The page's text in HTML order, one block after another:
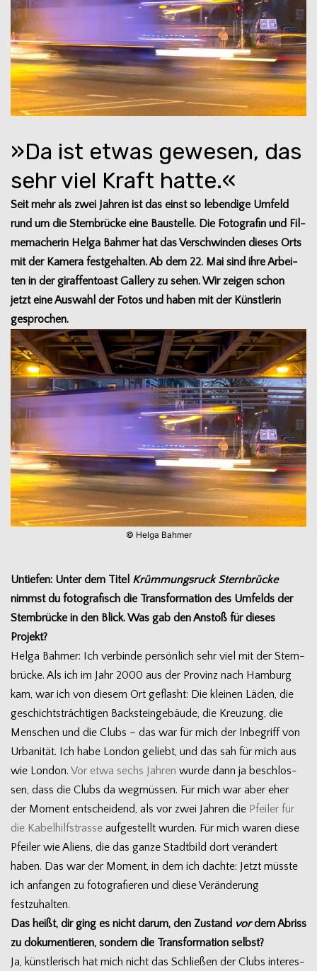
»Da ist etwas gewesen, das
sehr viel Kraft hatte.«
Seit mehr als zwei Jah­ren ist das einst so leben­dige Umfeld
rund um die Stern­brü­cke eine Bau­stelle. Die Foto­gra­fin und Fil­
me­ma­che­rin Helga Bah­mer hat das Ver­schwin­den die­ses Orts
mit der Kamera fest­ge­hal­ten. Ab dem 22. Mai sind ihre Arbei­
ten in der giraf­fen­toast Gal­lery zu sehen. Wir zei­gen schon
jetzt eine Aus­wahl der Fotos und haben mit der Künst­le­rin
gesprochen.
© Helga Bahmer
Untie­fen: Unter dem Titel Krüm­mungs­ruck Stern­brü­cke
nimmst du foto­gra­fisch die Trans­for­ma­tion des Umfelds der
Stern­brü­cke in den Blick. Was gab den Anstoß für die­ses
Projekt?
Helga Bah­mer: Ich ver­binde per­sön­lich sehr viel mit der Stern­
brü­cke. Als ich im Jahr 2000 aus der Pro­vinz nach Ham­burg
kam, war ich von die­sem Ort geflasht: Die klei­nen Läden, die
geschichts­träch­ti­gen Back­stein­ge­bäude, die Kreu­zung, die
Men­schen und die Clubs – das war für mich der Inbe­griff von
Urba­ni­tät. Ich habe Lon­don geliebt, und das sah für mich aus
wie Lon­don. Vor etwa sechs Jah­ren wurde dann ja beschlos­
sen, dass die Clubs da weg­müs­sen. Für mich war aber eher
der Moment ent­schei­dend, als vor zwei Jah­ren die Pfei­ler für
die Kabel­hilfstrasse auf­ge­stellt wur­den. Für mich waren diese
Pfei­ler wie Ali­ens, die das ganze Stadt­bild dort ver­än­dert
haben. Das war der Moment, in dem ich dachte: Jetzt müsste
ich anfan­gen zu foto­gra­fie­ren und diese Ver­än­de­rung
festzuhalten.
Das heißt, dir ging es nicht darum, den Zustand vordem Abriss
zu doku­men­tie­ren, son­dern die Trans­for­ma­tion selbst?
Ja, künst­le­risch hat mich nicht das Schlie­ßen der Clubs inter­es­